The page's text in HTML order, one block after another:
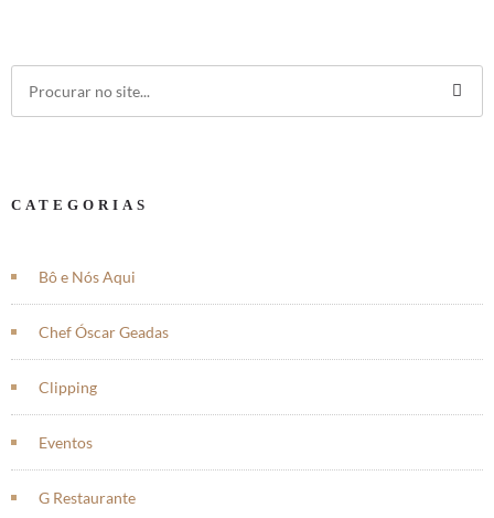
CATEGORIAS
Bô e Nós Aqui
Chef Óscar Geadas
Clipping
Eventos
G Restaurante